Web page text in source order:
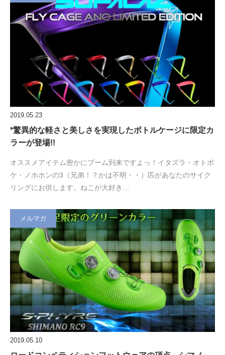
2019.05.23
*驚異的な軽さと美しさを実現したボトルケージに限定カ
ラーが登場!!
オススメアイテム密かにブーム到来ですよっ！イタズラ・オトボ
ケ・ノホホンの3（兄弟！？かは不明・・）匹があなたのサイク
リングにお供します。ねこが大好き…
メルマガ
2019.05.10